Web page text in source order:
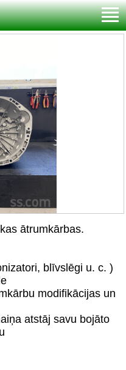
ātrumkārbas.
blīvslēgi u. c. )
modifikācijas un
atstāj savu bojāto